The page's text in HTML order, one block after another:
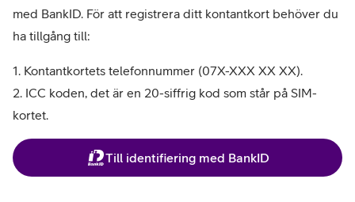
med BankID. För att registrera ditt kontantkort behöver du
ha tillgång till:
1. Kontantkortets telefonnummer (07X-XXX XX XX).
2. ICC koden, det är en 20-siffrig kod som står på SIM-
kortet.
Öppnar inloggning med BankID i ett nytt fönster
Till identifiering med BankID